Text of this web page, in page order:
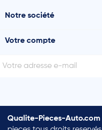
Notre société
Votre compte
Qualite-Pieces-Auto.com